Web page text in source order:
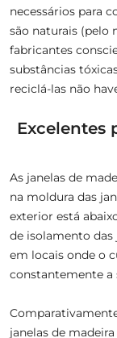
necessários para
são naturais (pelo
fabricantes
substâncias
reciclá-las não
Excelentes
As janelas de
na moldura das
exterior está
de isolamento das
em locais onde o
constantemente a
janelas de